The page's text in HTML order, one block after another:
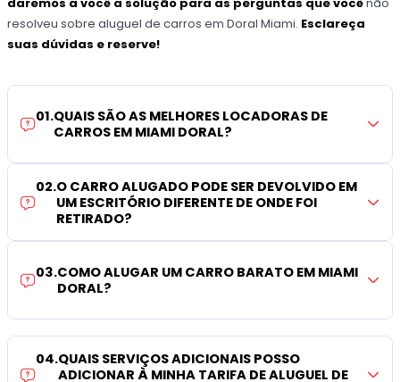
resolveu sobre aluguel de carros em Doral Miami. Esclareça
suas dúvidas e reserve!
01.QUAIS SÃO AS MELHORES LOCADORAS DE
CARROS EM MIAMI DORAL?
02.O CARRO ALUGADO PODE SER DEVOLVIDO EM
UM ESCRITÓRIO DIFERENTE DE ONDE FOI
RETIRADO?
03.COMO ALUGAR UM CARRO BARATO EM MIAMI
DORAL?
04.QUAIS SERVIÇOS ADICIONAIS POSSO
ADICIONAR À MINHA TARIFA DE ALUGUEL DE